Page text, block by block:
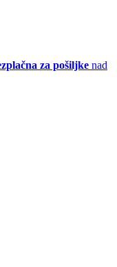
za pošiljke nad